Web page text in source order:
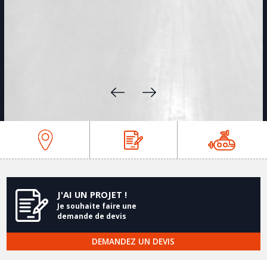
J'AI UN PROJET !
Je souhaite faire une
demande de devis
DEMANDEZ UN DEVIS